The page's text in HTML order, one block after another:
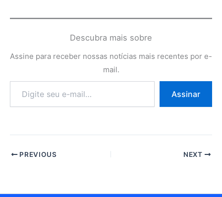
Descubra mais sobre
Assine para receber nossas notícias mais recentes por e-
mail.
e-
Assinar
PREVIOUS NEXT